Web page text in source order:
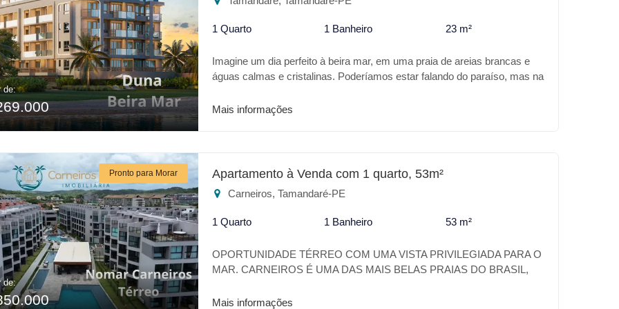
lazer ou para investimento o DUNA é o melhor lugar.
de:
1 Quarto 1 Banheiro 23 m²
Imagine um dia perfeito à beira mar, em uma praia de areias brancas e
águas calmas e cristalinas. Poderíamos estar falando do paraíso, mas na
apresenta o que há de melhor no DUNA NEIRA MAR, além da sua
jogos * Churrasqueira * MiniMarket * Sauna * Lavanderia *
Estacionamento Coberto * Carregador para carro elétrico Para o seu
lazer ou para investimento o DUNA é o melhor lugar.
Mais informações
Pronto para Morar
de:
Apartamento à Venda com 1 quarto, 53m²
Carneiros, Tamandaré-PE
1 Quarto 1 Banheiro 53 m²
OPORTUNIDADE TÉRREO COM UMA VISTA PRIVILEGIADA PARA O
MAR. CARNEIROS É UMA DAS MAIS BELAS PRAIAS DO BRASIL,
TRANQUILIDADE. O NOMAR CARNEIROS É UM VERDADEIRO
Mais informações